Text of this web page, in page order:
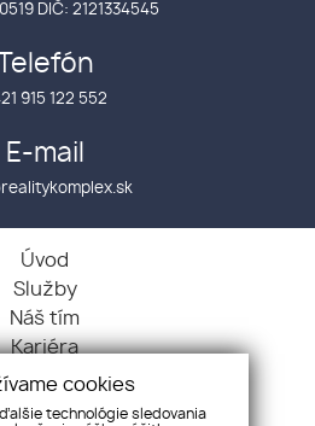
DIČ: 2121334545
Telefón
915 122 552
E-mail
Úvod
Služby
Náš tím
Kariéra
Kontakt
GDPR
cookies
technológie sledovania